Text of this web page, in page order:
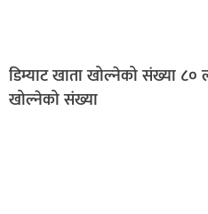
डिम्याट खाता खोल्नेको संख्या ८०
खोल्नेको संख्या